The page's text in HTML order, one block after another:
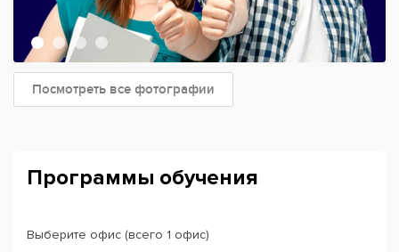
Посмотреть все фотографии
Программы обучения
Выберите офис (всего 1 офис)